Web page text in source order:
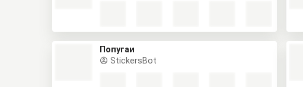
Попугаи
StickersBot